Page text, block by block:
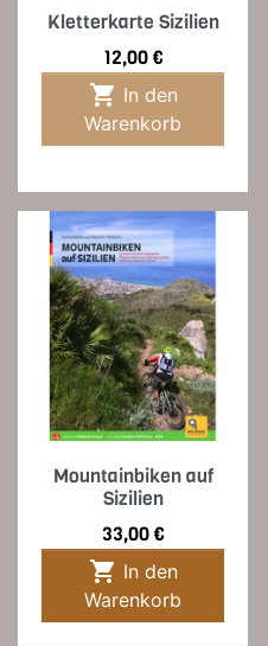
Kletterkarte Sizilien
Preis
12,00 €

Warenkorb
Mountainbiken auf
Sizilien
Preis
33,00 €

Warenkorb